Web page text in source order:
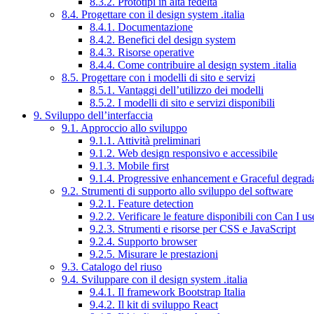
8.4. Progettare con il design system .italia
8.4.1. Documentazione
8.4.2. Benefici del design system
8.4.3. Risorse operative
8.4.4. Come contribuire al design system .italia
8.5. Progettare con i modelli di sito e servizi
8.5.1. Vantaggi dell’utilizzo dei modelli
8.5.2. I modelli di sito e servizi disponibili
9. Sviluppo dell’interfaccia
9.1. Approccio allo sviluppo
9.1.1. Attività preliminari
9.1.2. Web design responsivo e accessibile
9.1.3. Mobile first
9.1.4. Progressive enhancement e Graceful
9.2. Strumenti di supporto allo sviluppo del software
9.2.1. Feature detection
9.2.2. Verificare le feature disponibili con Can I
9.2.3. Strumenti e risorse per CSS e JavaScript
9.2.4. Supporto browser
9.2.5. Misurare le prestazioni
9.3. Catalogo del riuso
9.4. Sviluppare con il design system .italia
9.4.1. Il framework Bootstrap Italia
9.4.2. Il kit di sviluppo React